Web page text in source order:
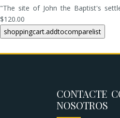
"The site of John the Baptist's
$120.00
CONTACTE
NOSOTROS